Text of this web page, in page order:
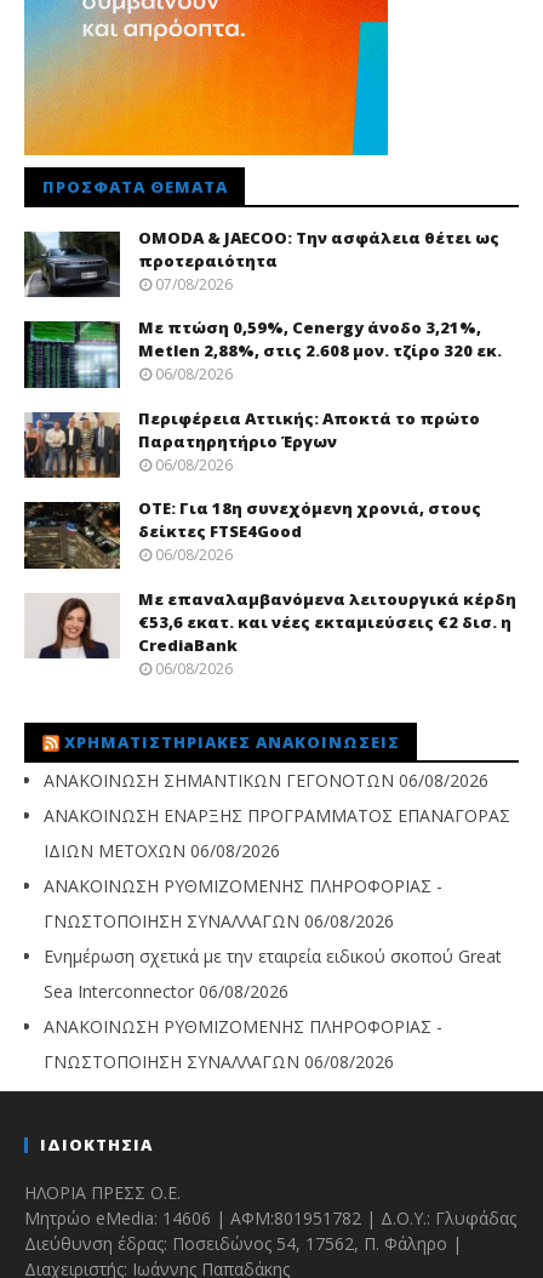
ΠΡΌΣΦΑΤΑ ΘΈΜΑΤΑ
OMODA & JAECOO: Την ασφάλεια θέτει ως
προτεραιότητα
07/08/2026
Με πτώση 0,59%, Cenergy άνοδο 3,21%,
Metlen 2,88%, στις 2.608 μον. τζίρο 320 εκ.
06/08/2026
Περιφέρεια Αττικής: Αποκτά το πρώτο
Παρατηρητήριο Έργων
06/08/2026
ΟΤΕ: Για 18η συνεχόμενη χρονιά, στους
δείκτες FTSE4Good
06/08/2026
Με επαναλαμβανόμενα λειτουργικά κέρδη
€53,6 εκατ. και νέες εκταμιεύσεις €2 δισ. η
CrediaBank
06/08/2026
ΧΡΗΜΑΤΙΣΤΗΡΙΑΚΈΣ ΑΝΑΚΟΙΝΏΣΕΙΣ
ΑΝΑΚΟΙΝΩΣΗ ΣΗΜΑΝΤΙΚΩΝ ΓΕΓΟΝΟΤΩΝ 06/08/2026
ΑΝΑΚΟΙΝΩΣΗ ΕΝΑΡΞΗΣ ΠΡΟΓΡΑΜΜΑΤΟΣ ΕΠΑΝΑΓΟΡΑΣ
ΙΔΙΩΝ ΜΕΤΟΧΩΝ 06/08/2026
ΑΝΑΚΟΙΝΩΣΗ ΡΥΘΜΙΖΟΜΕΝΗΣ ΠΛΗΡΟΦΟΡΙΑΣ -
ΓΝΩΣΤΟΠΟΙΗΣΗ ΣΥΝΑΛΛΑΓΩΝ 06/08/2026
Ενημέρωση σχετικά με την εταιρεία ειδικού σκοπού Great
Sea Interconnector 06/08/2026
ΑΝΑΚΟΙΝΩΣΗ ΡΥΘΜΙΖΟΜΕΝΗΣ ΠΛΗΡΟΦΟΡΙΑΣ -
ΓΝΩΣΤΟΠΟΙΗΣΗ ΣΥΝΑΛΛΑΓΩΝ 06/08/2026
ΙΔΙΟΚΤΗΣΙΑ
ΗΛΟΡΙΑ ΠΡΕΣΣ Ο.Ε.
Μητρώο eMedia: 14606 | ΑΦΜ:801951782 | Δ.Ο.Υ.: Γλυφάδας
Διεύθυνση έδρας: Ποσειδώνος 54, 17562, Π. Φάληρο |
Διαχειριστής: Ιωάννης Παπαδάκης